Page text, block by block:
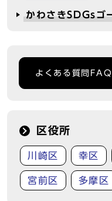
かわさきSDGsゴ
よくある質問FAQ
区役所
川崎区 幸区
宮前区 多摩区